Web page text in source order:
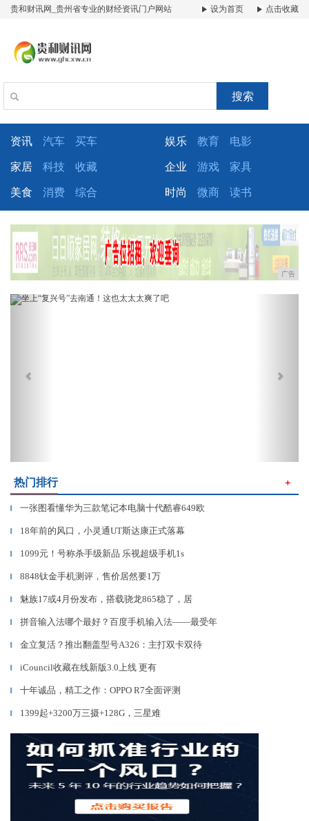
贵和财讯网_贵州省专业的财经资讯门户网站 设为首页 点击收藏
搜索
资讯 汽车 买车 娱乐 教育 电影
家居 科技 收藏 企业 游戏 家具
美食 消费 综合 时尚 微商 读书
广告
Previous
热门排行 ＋
▎ 一张图看懂华为三款笔记本电脑十代酷睿649欧
▎ 18年前的风口，小灵通UT斯达康正式落幕
▎ 1099元！号称杀手级新品 乐视超级手机1s
▎ 8848钛金手机测评，售价居然要1万
▎ 魅族17或4月份发布，搭载骁龙865稳了，居
▎ 拼音输入法哪个最好？百度手机输入法——最受年
▎ 金立复活？推出翻盖型号A326：主打双卡双待
▎ iCouncil收藏在线新版3.0上线 更有
▎ 十年诚品，精工之作：OPPO R7全面评测
▎ 1399起+3200万三摄+128G，三星难